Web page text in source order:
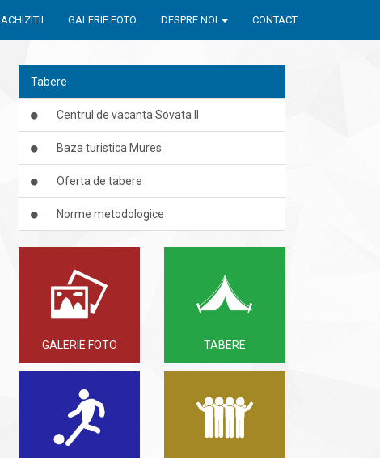
ACHIZITII GALERIE FOTO DESPRE NOI CONTACT
Tabere
Centrul de vacanta Sovata II
Baza turistica Mures
Oferta de tabere
Norme metodologice
GALERIE FOTO TABERE